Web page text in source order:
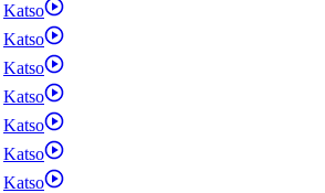
Katso
Katso
Katso
Katso
Katso
Katso
Katso